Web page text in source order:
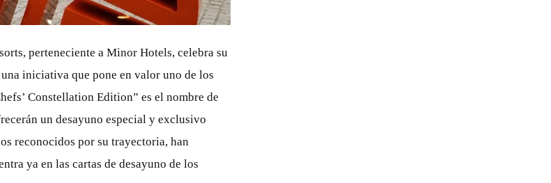
perteneciente a Minor Hotels, celebra su
iniciativa que pone en valor uno de los
Constellation Edition” es el nombre de
un desayuno especial y exclusivo
reconocidos por su trayectoria, han
ya en las cartas de desayuno de los